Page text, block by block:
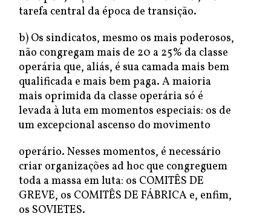
tarefa central da época de transição.
b) Os sindicatos, mesmo os mais poderosos,
não congregam mais de 20 a 25% da classe
operária que, aliás, é sua camada mais bem
qualificada e mais bem paga. A maioria
mais oprimida da classe operária só é
levada à luta em momentos especiais: os de
um excepcional ascenso do movimento
operário. Nesses momentos, é necessário
criar organizações ad hoc que congreguem
toda a massa em luta: os COMITÊS DE
GREVE, os COMITÊS DE FÁBRICA e, enfim,
os SOVIETES.